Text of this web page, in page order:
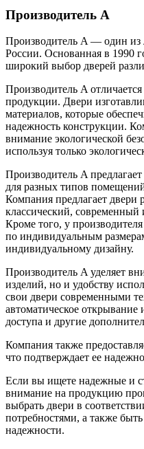
Производитель A
Производитель A — один из
России. Основанная в 1990
широкий выбор дверей
Производитель A
продукции. Двери
материалов, которые
надежность конструкции.
внимание экологической
используя только
Производитель A
для разных типов
Компания предлагает двери
классический,
Кроме того, у производителя
по индивидуальным
индивидуальному дизайну.
Производитель A уделяет
изделий, но и удобству
свои двери современными
автоматическое открывание
доступа и другие
Компания также
что подтверждает ее
Если вы ищете надежные и
внимание на продукцию
выбрать двери в
потребностями, а также
надежности.